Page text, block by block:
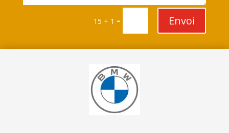
15 + 1 = Envoi